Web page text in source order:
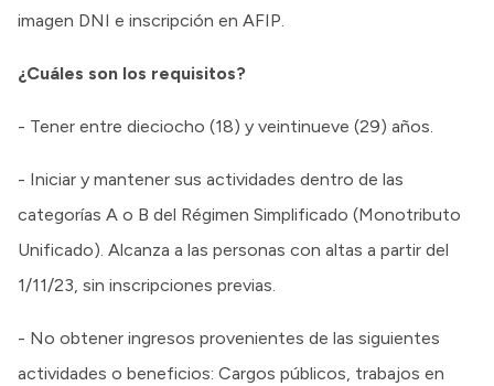
imagen DNI e inscripción en AFIP.
¿Cuáles son los requisitos?
- Tener entre dieciocho (18) y veintinueve (29) años.
- Iniciar y mantener sus actividades dentro de las
categorías A o B del Régimen Simplificado (Monotributo
Unificado). Alcanza a las personas con altas a partir del
1/11/23, sin inscripciones previas.
- No obtener ingresos provenientes de las siguientes
actividades o beneficios: Cargos públicos, trabajos en